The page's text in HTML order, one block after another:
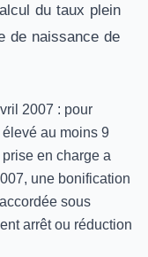
du taux plein
de naissance de
2007 : pour
au moins 9
en charge a
une bonification
sous
arrêt ou réduction